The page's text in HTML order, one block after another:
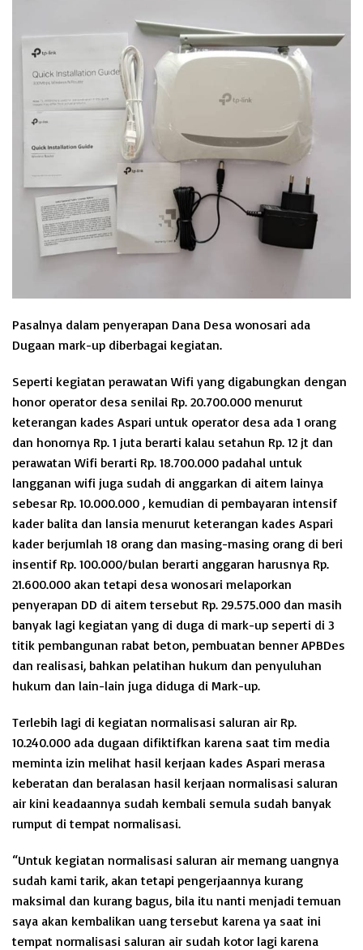
Pasalnya dalam penyerapan Dana Desa wonosari ada
Dugaan mark-up diberbagai kegiatan.
Seperti kegiatan perawatan Wifi yang digabungkan dengan
honor operator desa senilai Rp. 20.700.000 menurut
keterangan kades Aspari untuk operator desa ada 1 orang
dan honornya Rp. 1 juta berarti kalau setahun Rp. 12 jt dan
perawatan Wifi berarti Rp. 18.700.000 padahal untuk
langganan wifi juga sudah di anggarkan di aitem lainya
sebesar Rp. 10.000.000 , kemudian di pembayaran intensif
kader balita dan lansia menurut keterangan kades Aspari
kader berjumlah 18 orang dan masing-masing orang di beri
insentif Rp. 100.000/bulan berarti anggaran harusnya Rp.
21.600.000 akan tetapi desa wonosari melaporkan
penyerapan DD di aitem tersebut Rp. 29.575.000 dan masih
banyak lagi kegiatan yang di duga di mark-up seperti di 3
titik pembangunan rabat beton, pembuatan benner APBDes
dan realisasi, bahkan pelatihan hukum dan penyuluhan
hukum dan lain-lain juga diduga di Mark-up.
Terlebih lagi di kegiatan normalisasi saluran air Rp.
10.240.000 ada dugaan difiktifkan karena saat tim media
meminta izin melihat hasil kerjaan kades Aspari merasa
keberatan dan beralasan hasil kerjaan normalisasi saluran
air kini keadaannya sudah kembali semula sudah banyak
rumput di tempat normalisasi.
“Untuk kegiatan normalisasi saluran air memang uangnya
sudah kami tarik, akan tetapi pengerjaannya kurang
maksimal dan kurang bagus, bila itu nanti menjadi temuan
saya akan kembalikan uang tersebut karena ya saat ini
tempat normalisasi saluran air sudah kotor lagi karena